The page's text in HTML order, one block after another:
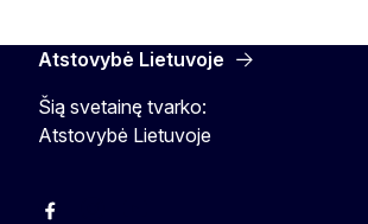
Atstovybė Lietuvoje
Šią svetainę tvarko:
Atstovybė Lietuvoje